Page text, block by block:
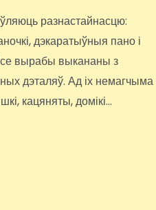
разнастайнасцю:
дэкаратыўныя пано і
вырабы выкананы з
дэталяў. Ад іх немагчыма
кацяняты, домікі…